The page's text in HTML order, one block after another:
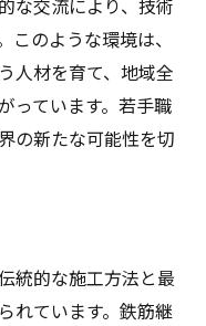
な交流により、技術
このような環境は、
人材を育て、地域全
っています。若手職
の新たな可能性を切
統的な施工方法と最
れています。鉄筋継